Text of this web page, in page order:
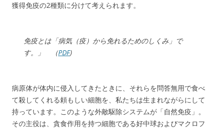
獲得免疫の2種類に分けて考えられます。
免疫とは「病気（疫）から免れるためのしくみ」で
す。」 （PDF)
病原体が体内に侵入してきたときに、それらを問答無用で食べ
て殺してくれる頼もしい細胞を、私たちは生まれながらにして
持っています。このような外敵駆除システムが「自然免疫」。
その主役は、貪食作用を持つ細胞である好中球およびマクロフ